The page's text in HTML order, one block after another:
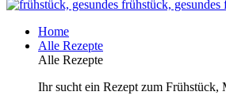
Home
Alle Rezepte
Alle Rezepte
Ihr sucht ein Rezept zum